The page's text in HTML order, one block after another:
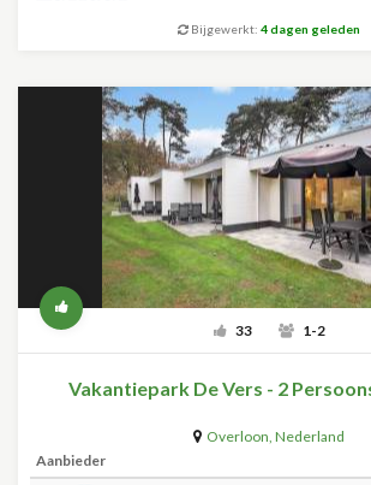
Bijgewerkt: 4 dagen geleden
33 1-2
Vakantiepark De Vers - 2
Overloon, Nederland
Aanbieder